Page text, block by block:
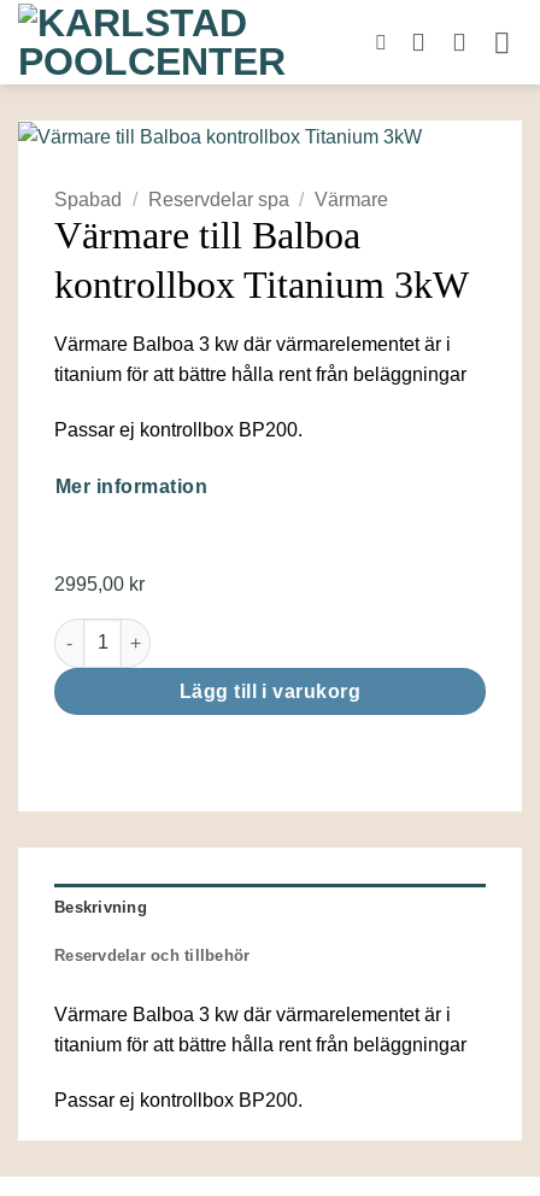
Skip
content
Spabad / Reservdelar spa / Värmare
Värmare till Balboa
kontrollbox Titanium 3kW
Värmare Balboa 3 kw där värmarelementet är i
titanium för att bättre hålla rent från beläggningar
Passar ej kontrollbox BP200.
Mer information
2995,00 kr
Värmare till Balboa kontrollbox Titanium 3kW mängd
Lägg till i varukorg
Beskrivning
Reservdelar och tillbehör
Värmare Balboa 3 kw där värmarelementet är i
titanium för att bättre hålla rent från beläggningar
Passar ej kontrollbox BP200.